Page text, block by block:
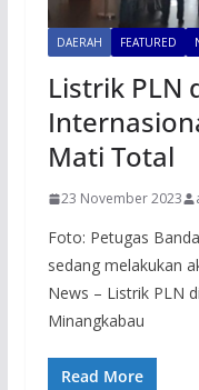
DAERAH FEATURED
Listrik PLN
Mati Total
23 November 2023
Foto: Petugas
sedang melakukan
News – Listrik PLN
Minangkabau
Read More